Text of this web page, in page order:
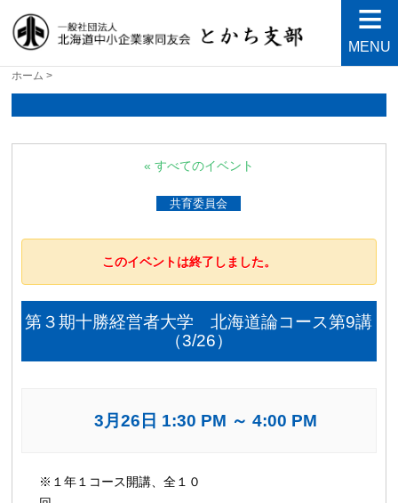
北海道中小企業家同友会と
かち支部
良い会社、良い経営者、よい経営環境づくりを目指し
MENU
ホーム >
« すべてのイベント
共育委員会
このイベントは終了しました。
第３期十勝経営者大学 北海道論コース第9講
（3/26）
3月26日 1:30 PM ～ 4:00 PM
イ
※１年１コース開講、全１０